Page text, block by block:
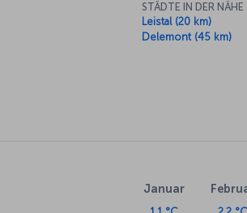
STÄDTE IN DER NÄHE
Leistal (20 km)
Delemont (45 km)
Januar